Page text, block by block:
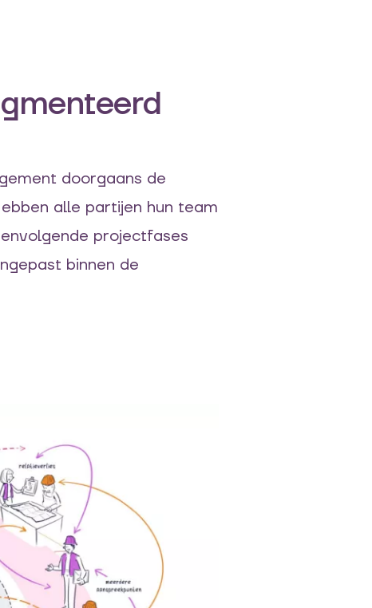
doorgaans de
alle partijen hun team
projectfases
binnen de